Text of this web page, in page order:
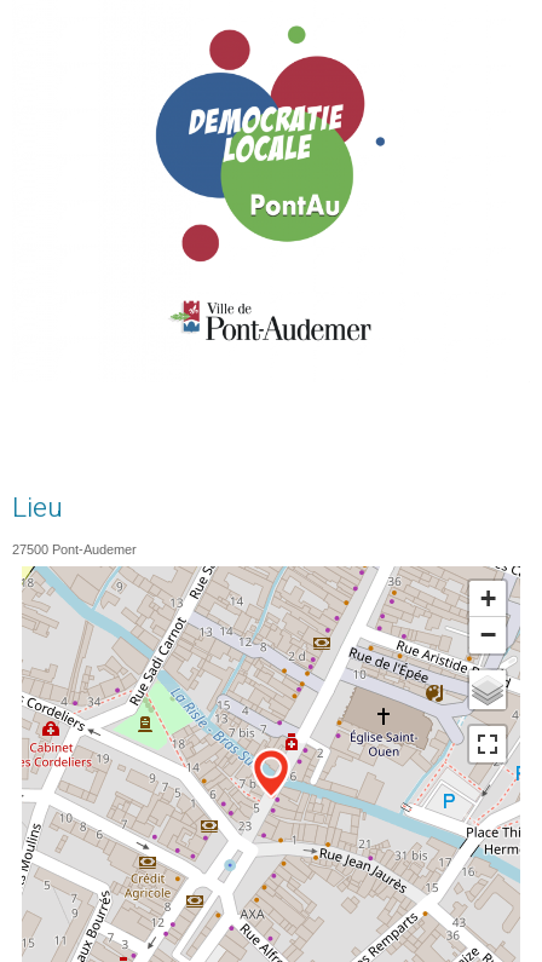
Lieu
27500 Pont-Audemer
+
−